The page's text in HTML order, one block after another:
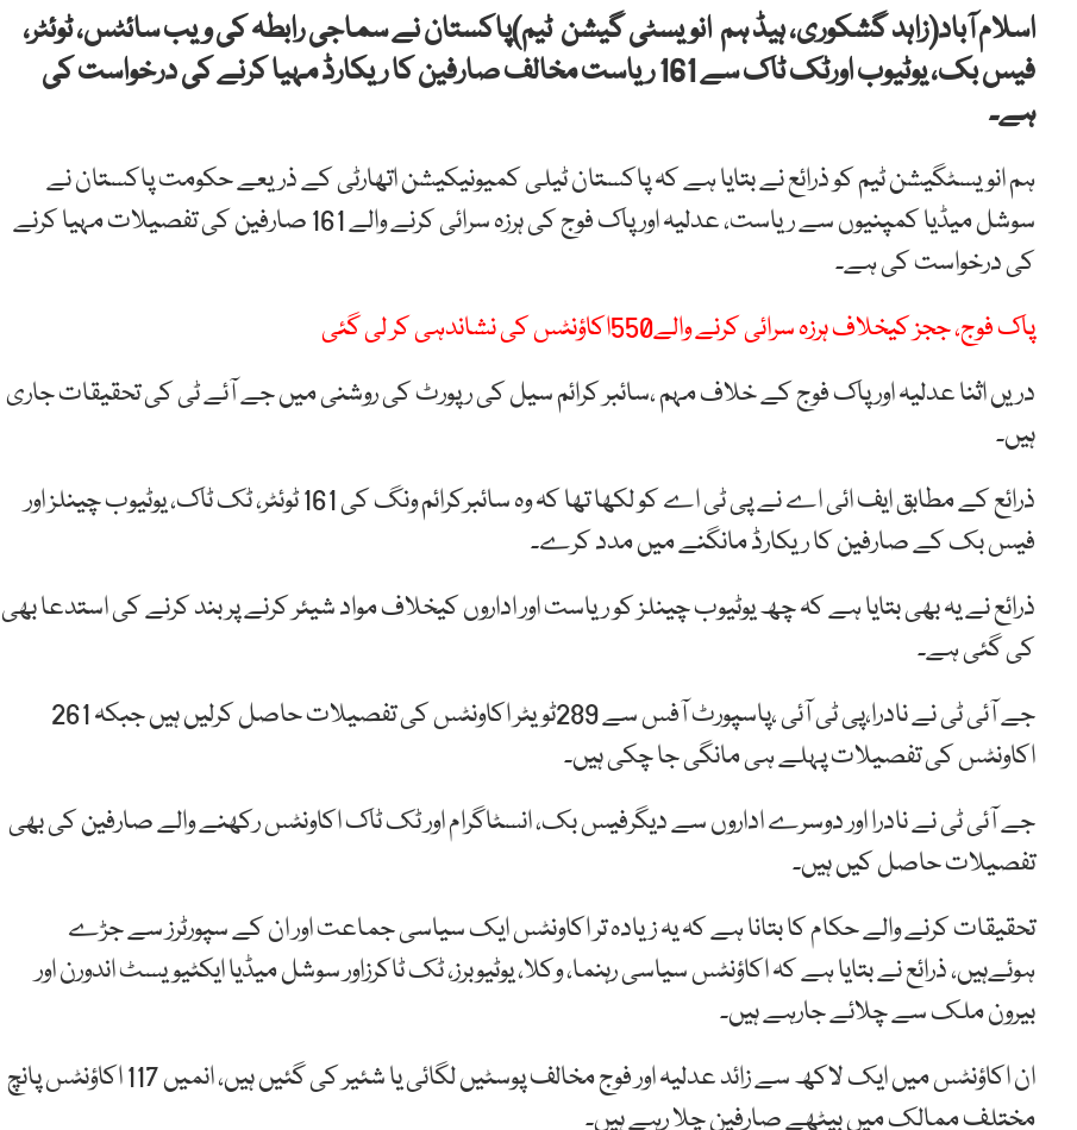
اسلام آباد(زاہد گشکوری، ہیڈ ہم انویسٹی گیشن ٹیم)پاکستان نے سماجی رابطہ کی ویب سائٹس، ٹوئٹر،
فیس بک، یوٹیوب اورٹک ٹاک سے 161 ریاست مخالف صارفین کا ریکارڈ مہیا کرنے کی درخواست کی
ہے۔
ہم انویسٹگیشن ٹیم کو ذرائع نے بتایا ہے کہ پاکستان ٹیلی کمیونیکیشن اتھارٹی کے ذریعے حکومت پاکستان نے
سوشل میڈیا کمپنیوں سے ریاست، عدلیہ اور پاک فوج کی ہرزہ سرائی کرنے والے 161 صارفین کی تفصیلات مہیا کرنے
کی درخواست کی ہے۔
پاک فوج، ججز کیخلاف ہرزہ سرائی کرنے والے550اکاؤنٹس کی نشاندہی کر لی گئی
دریں اثنا عدلیہ اور پاک فوج کے خلاف مہم ،سائبر کرائم سیل کی رپورٹ کی روشنی میں جے آئے ٹی کی تحقیقات جاری
ہیں۔
ذرائع کے مطابق ایف ائی اے نے پی ٹی اے کو لکھا تھا کہ وہ سائبرکرائم ونگ کی 161 ٹوئٹر، ٹک ٹاک، یوٹیوب چینلز اور
فیس بک کے صارفین کا ریکارڈ مانگنے میں مدد کرے۔
ذرائع نے یہ بھی بتایا ہے کہ چھ یوٹیوب چینلز کو ریاست اور اداروں کیخلاف مواد شیئر کرنے پر بند کرنے کی استدعا بھی
کی گئی ہے۔
جے آئی ٹی نے نادرا،پی ٹی آئی ،پاسپورٹ آفس سے 289ٹویٹر اکاونٹس کی تفصیلات حاصل کرلیں ہیں جبکہ 261
اکاونٹس کی تفصیلات پہلے ہی مانگی جا چکی ہیں۔
جے آئی ٹی نے نادرا اور دوسرے اداروں سے دیگرفیس بک، انسٹاگرام اور ٹک ٹاک اکاونٹس رکھنے والے صارفین کی بھی
تفصیلات حاصل کیں ہیں۔
تحقیقات کرنے والے حکام کا بتانا ہے کہ یہ زیادہ تر اکاونٹس ایک سیاسی جماعت اور ان کے سپورٹرز سے جڑے
ہوئےہیں، ذرائع نے بتایا ہے کہ اکاؤنٹس سیاسی رہنما، وکلا، یوٹیوبرز، ٹک ٹاکرزاور سوشل میڈیا ایکٹیویسٹ اندورن اور
بیرون ملک سے چلائے جارہے ہیں۔
ان اکاؤنٹس میں ایک لاکھ سے زائد عدلیہ اور فوج مخالف پوسٹیں لگائی یا شئیر کی گئیں ہیں، انمیں 117 اکاؤنٹس پانچ
مختلف ممالک میں بیٹھے صارفین چلا رہے ہیں۔